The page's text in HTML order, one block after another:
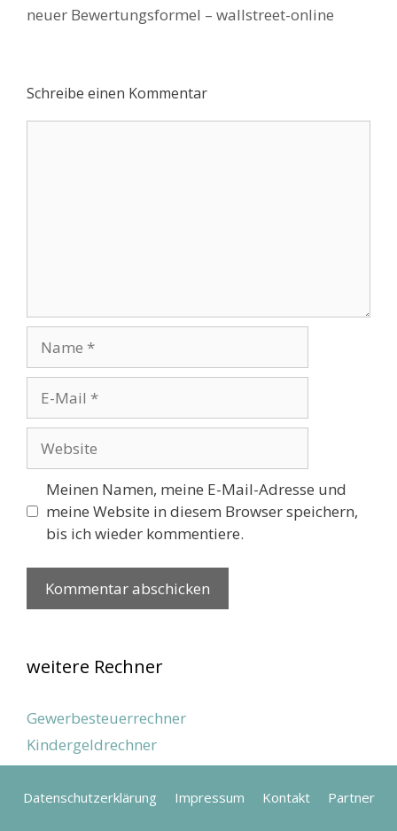
neuer Bewertungsformel – wallstreet-online
Schreibe einen Kommentar
Mail
Meinen Namen, meine E-Mail-Adresse und
meine Website in diesem Browser speichern,
bis ich wieder kommentiere.
weitere Rechner
Gewerbesteuerrechner
Kindergeldrechner
Datenschutzerklärung Impressum Kontakt Partner